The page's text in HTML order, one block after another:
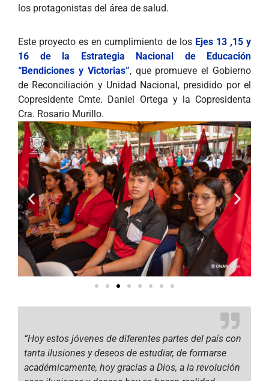
los protagonistas del área de salud.
Este proyecto es en cumplimiento de los Ejes 13 ,15 y
16 de la Estrategia Nacional de Educación
“Bendiciones y Victorias”, que promueve el Gobierno
de Reconciliación y Unidad Nacional, presidido por el
Copresidente Cmte. Daniel Ortega y la Copresidenta
Cra. Rosario Murillo.
“Hoy estos jóvenes de diferentes partes del país con
tanta ilusiones y deseos de estudiar, de formarse
académicamente, hoy gracias a Dios, a la revolución